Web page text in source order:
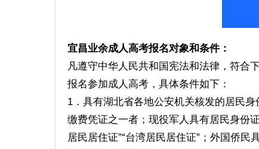
宜昌业余成人高考报名对象和条件：
凡遵守中华人民共和国宪法和法律，符合
报名参加成人高考，具体条件如下：
1．具有湖北省各地公安机关核发的居民
缴费凭证之一者；现役军人具有居民身份
居民居住证”“台湾居民居住证”；外国侨民